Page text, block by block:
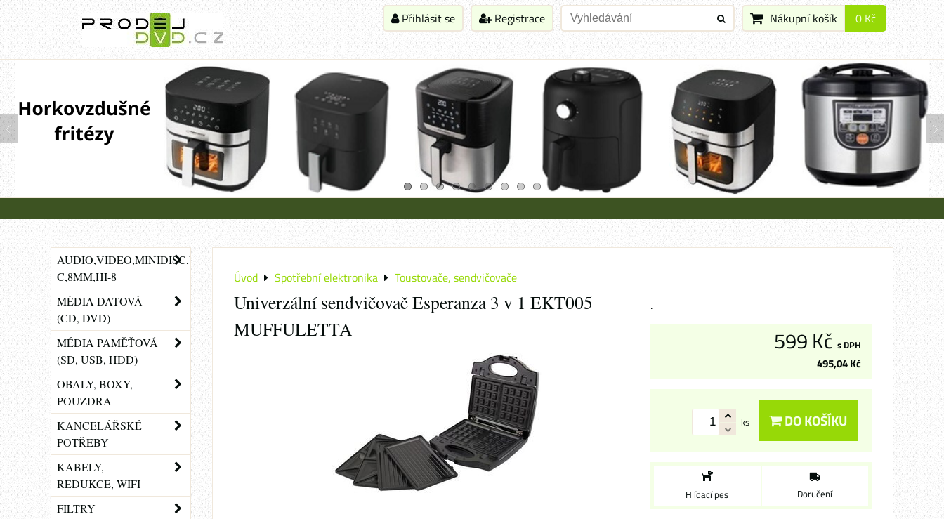
Přihlásit se Registrace Nákupní košík 0 Kč
Úvod Spotřební elektronika Toustovače, sendvičovače
Univerzální sendvičovač Esperanza 3 v 1 EKT005
MUFFULETTA
.
599 Kč s DPH
495,04 Kč
ks DO KOŠÍKU
Hlídací pes Doručení
AUDIO,VIDEO,MINIDISC,VHS-
C,8MM,HI-8
MÉDIA DATOVÁ
(CD, DVD)
MÉDIA PAMĚŤOVÁ
(SD, USB, HDD)
OBALY, BOXY,
POUZDRA
KANCELÁŘSKÉ
POTŘEBY
KABELY,
REDUKCE, WIFI
FILTRY